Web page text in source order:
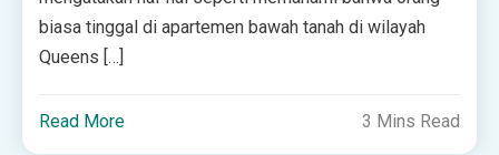
biasa tinggal di apartemen bawah tanah di wilayah
Queens […]
Read More 3 Mins Read